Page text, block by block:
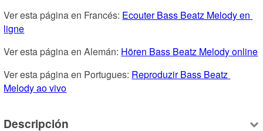
Ver esta página en Francés: Ecouter Bass Beatz Melody en
ligne
Ver esta página en Alemán: Hören Bass Beatz Melody online
Ver esta página en Portugues: Reproduzir Bass Beatz
Melody ao vivo
Descripción